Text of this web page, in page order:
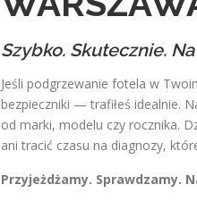
Szybko. Skutecznie.
Jeśli podgrzewanie fotela w
bezpieczniki — trafiłeś idealnie.
od marki, modelu czy rocznika.
ani tracić czasu na diagnozy,
Przyjeżdżamy. Sprawdzamy.